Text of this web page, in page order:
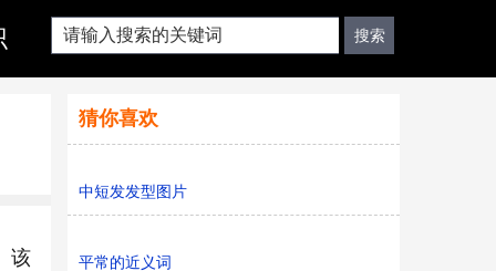
该
猜你喜欢
中短发发型图片
平常的近义词